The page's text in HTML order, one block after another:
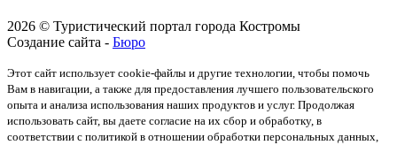
2026 © Туристический портал города Костромы
Создание сайта - Бюро
Этот сайт использует cookie-файлы и другие технологии, чтобы помочь
Вам в навигации, а также для предоставления лучшего пользовательского
опыта и анализа использования наших продуктов и услуг. Продолжая
использовать сайт, вы даете согласие на их сбор и обработку, в
соответствии с политикой в отношении обработки персональных данных,